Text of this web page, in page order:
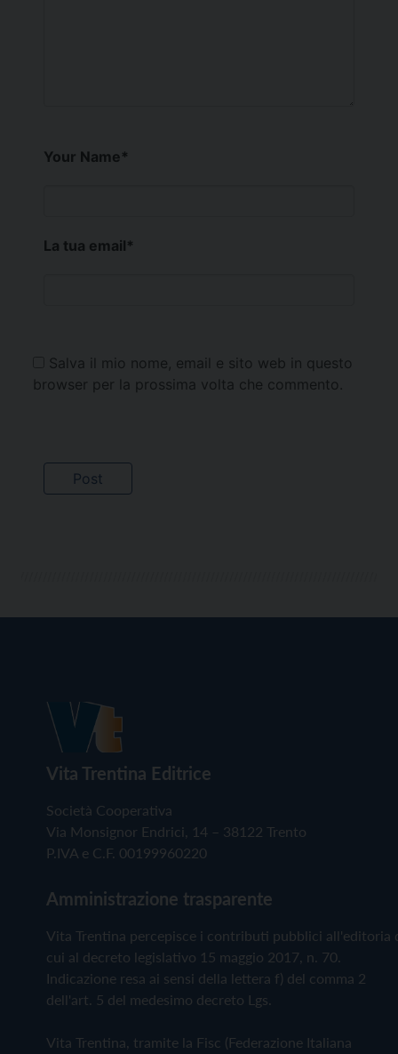
Your Name*
La tua email*
Salva il mio nome, email e sito web in questo
browser per la prossima volta che commento.
Vita Trentina Editrice
Società Cooperativa
Via Monsignor Endrici, 14 – 38122 Trento
P.IVA e C.F. 00199960220
Amministrazione trasparente
Vita Trentina percepisce i contributi pubblici all'editoria
cui al decreto legislativo 15 maggio 2017, n. 70.
Indicazione resa ai sensi della lettera f) del comma 2
dell'art. 5 del medesimo decreto Lgs.
Vita Trentina, tramite la Fisc (Federazione Italiana